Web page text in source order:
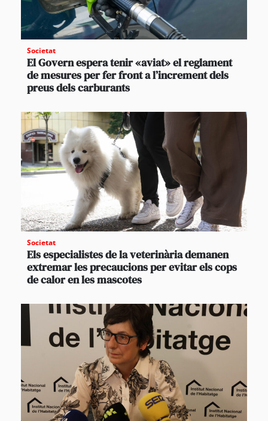
Societat
El Govern espera tenir «aviat» el reglament
de mesures per fer front a l’increment dels
preus dels carburants
Societat
Els especialistes de la veterinària demanen
extremar les precaucions per evitar els cops
de calor en les mascotes